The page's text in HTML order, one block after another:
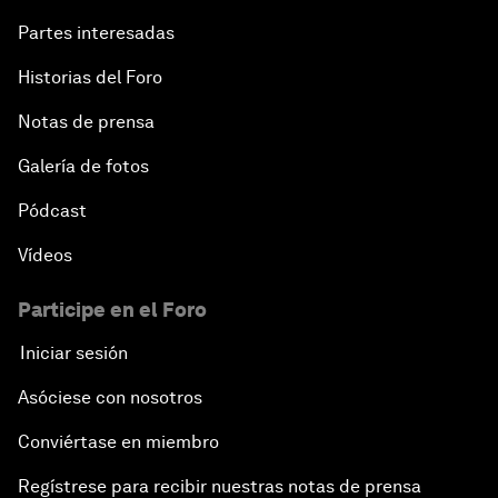
Partes interesadas
Historias del Foro
Notas de prensa
Galería de fotos
Pódcast
Vídeos
Participe en el Foro
Iniciar sesión
Asóciese con nosotros
Conviértase en miembro
Regístrese para recibir nuestras notas de prensa